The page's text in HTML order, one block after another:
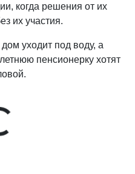
когда решения от их
их участия.
дом уходит под воду, а
пенсионерку хотят